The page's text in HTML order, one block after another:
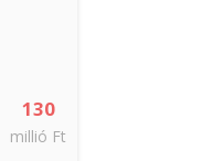
130
millió Ft